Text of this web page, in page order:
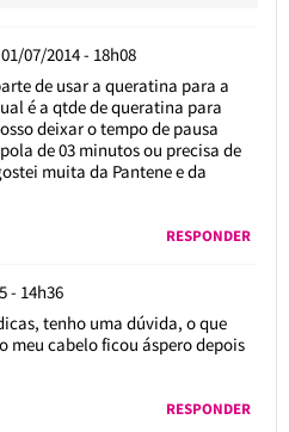
01/07/2014 - 18h08
de usar a queratina para a
é a qtde de queratina para
deixar o tempo de pausa
de 03 minutos ou precisa de
muita da Pantene e da
RESPONDER
- 14h36
tenho uma dúvida, o que
meu cabelo ficou áspero depois
RESPONDER